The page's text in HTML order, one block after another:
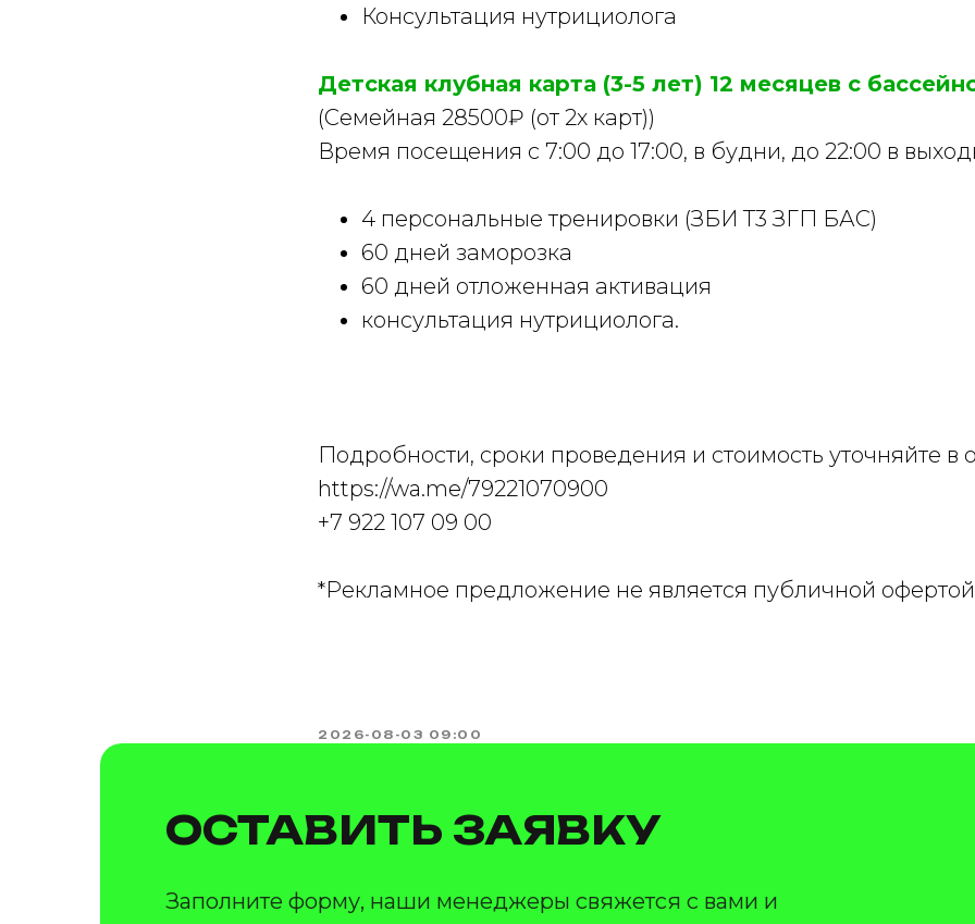
Консультация нутрициолога
Детская клубная карта (3-5 лет) 12 месяцев с
(Семейная 28500₽ (от 2х карт))
Время посещения с 7:00 до 17:00, в будни, до 22:00 в
4 персональные тренировки (ЗБИ Т3 ЗГП БАС)
60 дней заморозка
60 дней отложенная активация
консультация нутрициолога.
Подробности, сроки проведения и стоимость уточняйте в
https://wa.me/79221070900
+7 922 107 09 00
*Рекламное предложение не является публичной
2026-08-03 09:00
ОСТАВИТЬ ЗАЯВКУ
Заполните форму, наши менеджеры свяжется с вами и